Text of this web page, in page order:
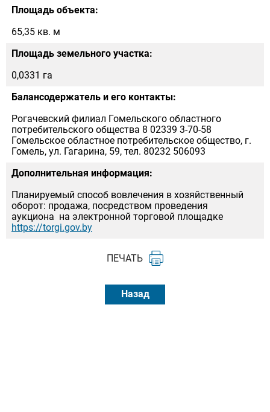
Площадь объекта:
65,35 кв. м
Площадь земельного участка:
0,0331 га
Балансодержатель и его контакты:
Рогачевский филиал Гомельского областного
потребительского общества 8 02339 3-70-58
Гомельское областное потребительское общество, г.
Гомель, ул. Гагарина, 59, тел. 80232 506093
Дополнительная информация:
Планируемый способ вовлечения в хозяйственный
оборот: продажа, посредством проведения
аукциона на электронной торговой площадке
https://torgi.gov.by
ПЕЧАТЬ
Назад